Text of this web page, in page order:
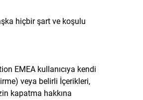
hiçbir şart ve koşulu
EMEA kullanıcıya kendi
veya belirli İçerikleri,
kapatma hakkına